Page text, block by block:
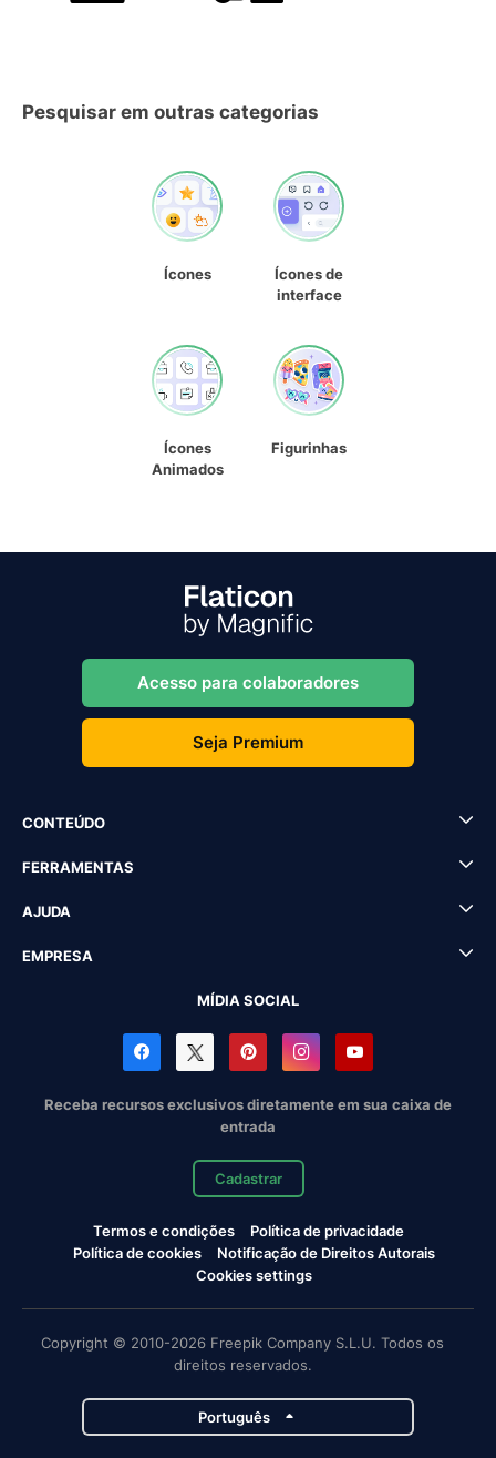
Pesquisar em outras categorias
Ícones
Ícones de
interface
Ícones
Animados
Figurinhas
Acesso para colaboradores
Seja Premium
CONTEÚDO
FERRAMENTAS
AJUDA
EMPRESA
MÍDIA SOCIAL
Receba recursos exclusivos diretamente em sua caixa de
entrada
Cadastrar
Termos e condições
Política de privacidade
Política de cookies
Notificação de Direitos Autorais
Cookies settings
Copyright © 2010-2026 Freepik Company S.L.U. Todos os
direitos reservados.
Português